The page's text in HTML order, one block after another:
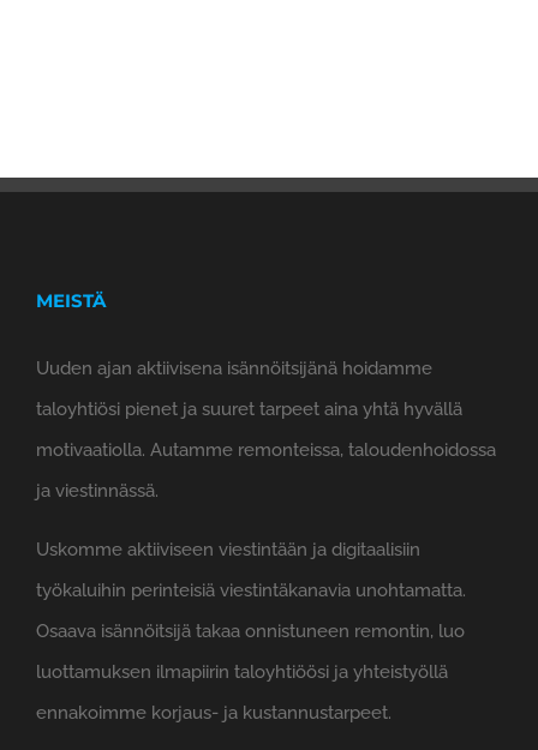
MEISTÄ
Uuden ajan aktiivisena isännöitsijänä hoidamme
taloyhtiösi pienet ja suuret tarpeet aina yhtä hyvällä
motivaatiolla. Autamme remonteissa, taloudenhoidossa
ja viestinnässä.
Uskomme aktiiviseen viestintään ja digitaalisiin
työkaluihin perinteisiä viestintäkanavia unohtamatta.
Osaava isännöitsijä takaa onnistuneen remontin, luo
luottamuksen ilmapiirin taloyhtiöösi ja yhteistyöllä
ennakoimme korjaus- ja kustannustarpeet.